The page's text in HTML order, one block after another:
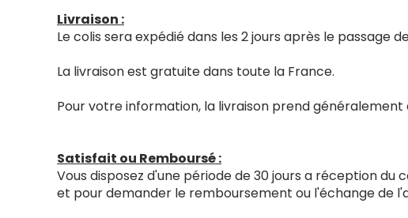
Livraison :
Le colis sera expédié dans les 2 jours après le passage
La livraison est gratuite dans toute la France.
Pour votre information, la livraison prend généralement
Satisfait ou Remboursé :
Vous disposez d'une période de 30 jours a réception
et pour demander le remboursement ou l'échange de